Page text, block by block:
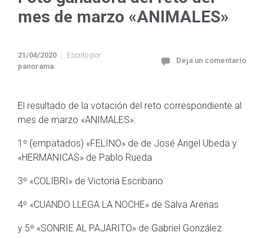
mes de marzo «ANIMALES»
21/04/2020
Escrito por
panorama
Deja un comentario
El resultado de la votación del reto correspondiente al
mes de marzo «ANIMALES»:
1º (empatados) «FELINO» de de José Angel Ubeda y
«HERMANICAS» de Pablo Rueda
3º «COLIBRI» de Victoria Escribano
4º «CUANDO LLEGA LA NOCHE» de Salva Arenas
y 5º «SONRIE AL PAJARITO» de Gabriel González